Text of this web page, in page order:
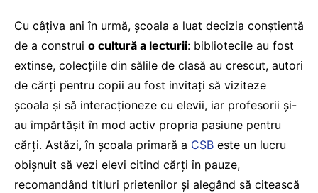
Cu câțiva ani în urmă, școala a luat decizia conștientă
de a construi o cultură a lecturii: bibliotecile au fost
extinse, colecțiile din sălile de clasă au crescut, autori
de cărți pentru copii au fost invitați să viziteze
școala și să interacționeze cu elevii, iar profesorii și-
au împărtășit în mod activ propria pasiune pentru
cărți. Astăzi, în școala primară a CSB este un lucru
obișnuit să vezi elevi citind cărți în pauze,
recomandând titluri prietenilor și alegând să citească